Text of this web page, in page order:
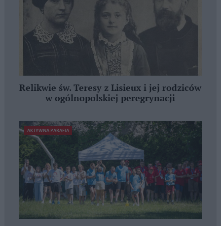
Relikwie św. Teresy z Lisieux i jej rodziców
w ogólnopolskiej peregrynacji
AKTYWNA PARAFIA